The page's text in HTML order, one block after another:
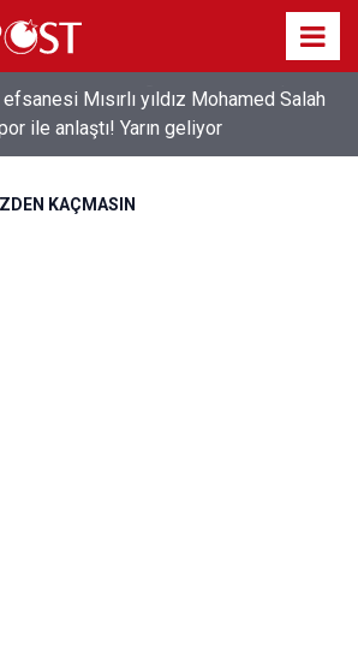
Mısırlı yıldız Mohamed Salah
ile anlaştı! Yarın geliyor
KAÇMASIN